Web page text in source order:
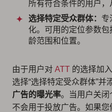
所有符合条件的用户，
选择特定受众群体： 专
化。可用的定位参数
龄范围和位置。
由于用户对 ATT 的选择加
选择“选择特定受众群体”并
广告的曝光率。当用户关闭
不会用于投放广告。如果